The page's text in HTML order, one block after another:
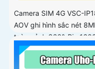
Camera SIM 4G VSC-
AOV ghi hình sắc nét
toàn cảnh 360°. Pin
lượng mặt trời 15W